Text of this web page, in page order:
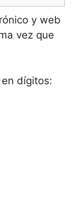
y web
vez que
dígitos: